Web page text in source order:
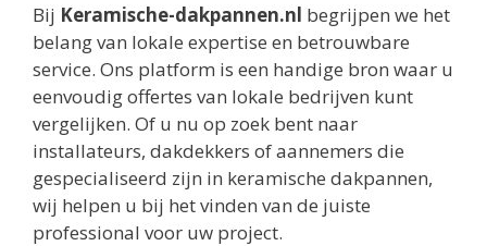
Bij Keramische-dakpannen.nl begrijpen we het
belang van lokale expertise en betrouwbare
service. Ons platform is een handige bron waar u
eenvoudig offertes van lokale bedrijven kunt
vergelijken. Of u nu op zoek bent naar
installateurs, dakdekkers of aannemers die
gespecialiseerd zijn in keramische dakpannen,
wij helpen u bij het vinden van de juiste
professional voor uw project.